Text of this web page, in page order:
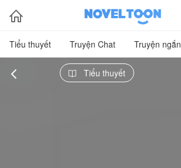

Tiểu thuyết Truyện Chat Truyện ngắn
  Tiểu thuyết